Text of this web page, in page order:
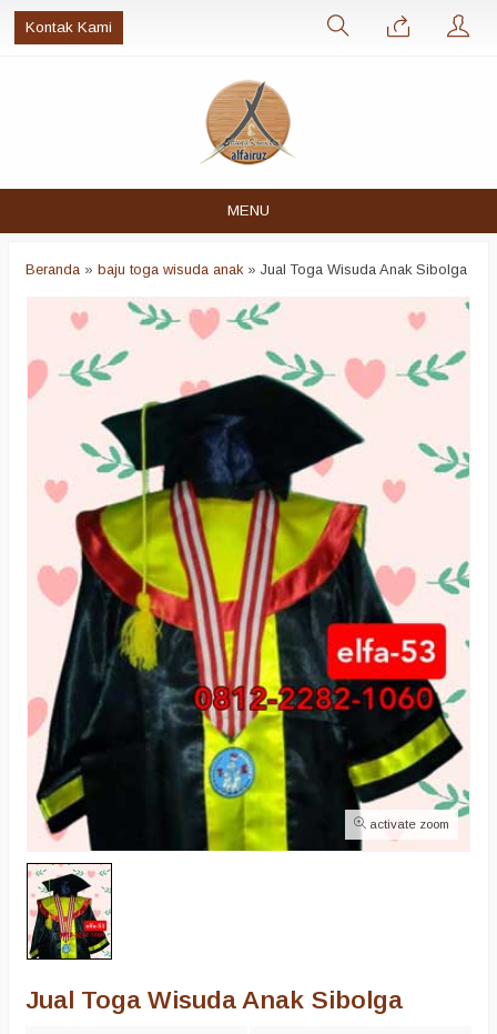
Kontak Kami
MENU
Beranda » baju toga wisuda anak» Jual Toga Wisuda Anak Sibolga
activate zoom
Jual Toga Wisuda Anak Sibolga